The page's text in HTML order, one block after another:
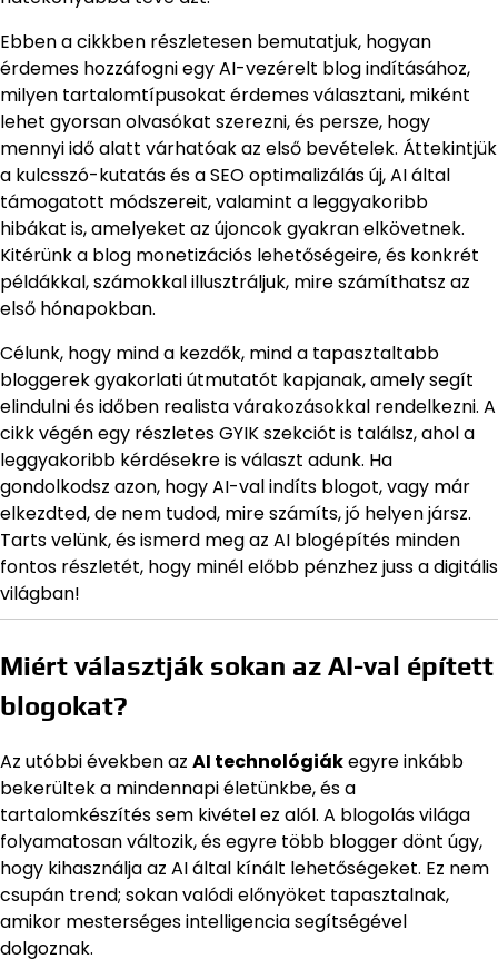
Ebben a cikkben részletesen bemutatjuk, hogyan
érdemes hozzáfogni egy AI-vezérelt blog indításához,
milyen tartalomtípusokat érdemes választani, miként
lehet gyorsan olvasókat szerezni, és persze, hogy
mennyi idő alatt várhatóak az első bevételek. Áttekintjük
a kulcsszó-kutatás és a SEO optimalizálás új, AI által
támogatott módszereit, valamint a leggyakoribb
hibákat is, amelyeket az újoncok gyakran elkövetnek.
Kitérünk a blog monetizációs lehetőségeire, és konkrét
példákkal, számokkal illusztráljuk, mire számíthatsz az
első hónapokban.
Célunk, hogy mind a kezdők, mind a tapasztaltabb
bloggerek gyakorlati útmutatót kapjanak, amely segít
elindulni és időben realista várakozásokkal rendelkezni. A
cikk végén egy részletes GYIK szekciót is találsz, ahol a
leggyakoribb kérdésekre is választ adunk. Ha
gondolkodsz azon, hogy AI-val indíts blogot, vagy már
elkezdted, de nem tudod, mire számíts, jó helyen jársz.
Tarts velünk, és ismerd meg az AI blogépítés minden
fontos részletét, hogy minél előbb pénzhez juss a digitális
világban!
Miért választják sokan az AI-val épített
blogokat?
Az utóbbi években az AI technológiákegyre inkább
bekerültek a mindennapi életünkbe, és a
tartalomkészítés sem kivétel ez alól. A blogolás világa
folyamatosan változik, és egyre több blogger dönt úgy,
hogy kihasználja az AI által kínált lehetőségeket. Ez nem
csupán trend; sokan valódi előnyöket tapasztalnak,
amikor mesterséges intelligencia segítségével
dolgoznak.